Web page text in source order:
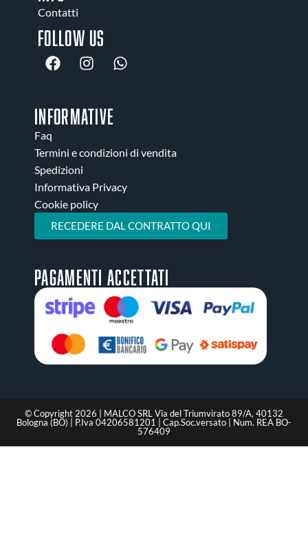
Contatti
Follow us
INFORMATIVE
Faq
Termini e condizioni di vendita
Spedizioni
Informativa Privacy
Cookie policy
RECEDERE DAL CONTRATTO QUI
Pagamenti accettati
© Copyright 2026 | MALCO SRL Via del Triumvirato 89/A, 40132
Bologna (BO) | P.Iva 04206581201 | Cap.Soc.versato | Num. REA BO-
576409